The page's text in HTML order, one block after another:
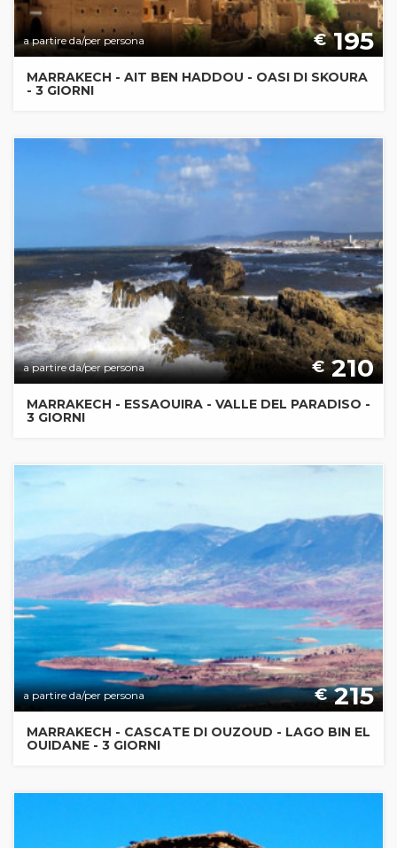
a partire da/per persona € 195
MARRAKECH - AIT BEN HADDOU - OASI DI SKOURA
- 3 GIORNI
a partire da/per persona € 210
MARRAKECH - ESSAOUIRA - VALLE DEL PARADISO -
3 GIORNI
a partire da/per persona € 215
MARRAKECH - CASCATE DI OUZOUD - LAGO BIN EL
OUIDANE - 3 GIORNI